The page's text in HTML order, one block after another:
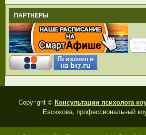
ПАРТНЕРЫ
Copyright © Консультации психолога
Евсюкова, профессиональный